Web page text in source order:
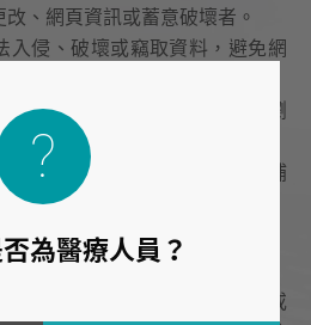
為醫療人員？
、網頁資訊或蓄意破壞者。
入侵、破壞或竊取資料，避免網
掃毒，提供使用者安全的網頁瀏
統廠商之通知，更新適當之修補
錄取得您的同意後，傳送資料或